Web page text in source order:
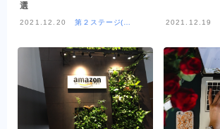
選
2021.12.20
第２ステージ(OE
2021.12.19